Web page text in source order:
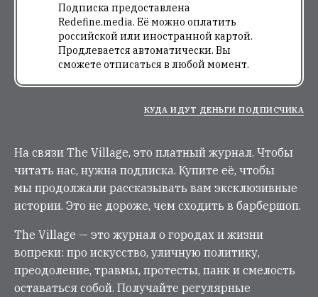
Подписка предоставлена
Redefine.media. Её можно оплатить
российской или иностранной картой.
Продлевается автоматически. Вы
сможете отписаться в любой момент.
КУДА ИДУТ ДЕНЬГИ ПОДПИСЧИКА
На связи The Village, это платный журнал. Чтобы
читать нас, нужна подписка. Купите её, чтобы
мы продолжали рассказывать вам эксклюзивные
истории. Это не дороже, чем сходить в барбершоп.
The Village — это журнал о городах и жизни
вопреки: про искусство, уличную политику,
преодоление, травмы, протесты, панк и смелость
оставаться собой. Получайте регулярные